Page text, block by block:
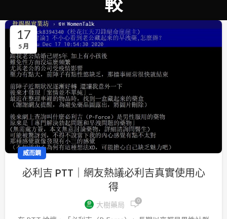
17
5 月
威而鋼
必利吉 PTT｜網友熱議必利吉真實使用心
得
大樹藥局 0